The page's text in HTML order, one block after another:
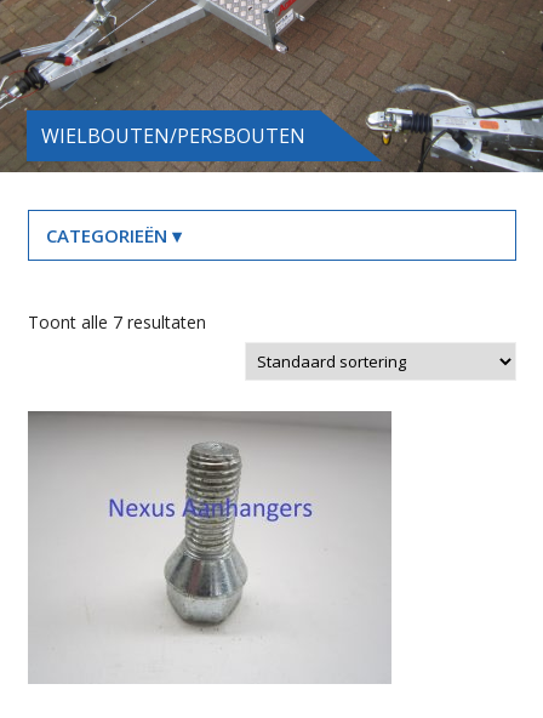
WIELBOUTEN/PERSBOUTEN
Toont alle 7 resultaten